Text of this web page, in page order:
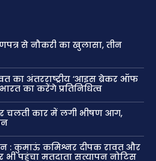
से नौकरी का खुलासा, तीन
का अंतरराष्ट्रीय ‘आइस ब्रेकर ऑफ
का करेंगे प्रतिनिधित्व
पर चलती कार में लगी भीषण आग,
: कुमाऊं कमिश्नर दीपक रावत और
भी पहुंचा मतदाता सत्यापन नोटिस